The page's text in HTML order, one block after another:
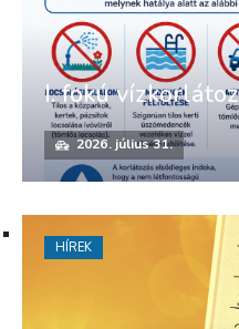
I. fokú
2026. július 31.
HÍREK